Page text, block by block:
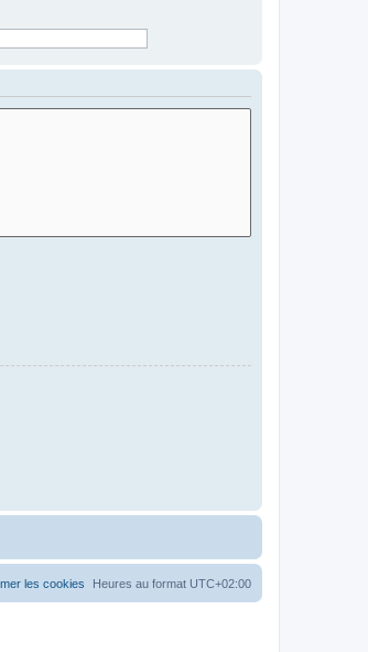
Heures au format UTC+02:00
les cookies